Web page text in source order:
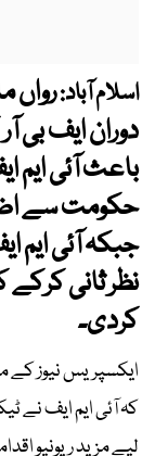
اسلام آباد:رواں
دوران ایف بی
باعث آئی ایم
حکومت سے
جبکہ آئی ایم
نظر ثانی
کردی۔
ایکسپریس نیوز کے
کہ آئی ایم ایف نے
لیے مزید ریونیو